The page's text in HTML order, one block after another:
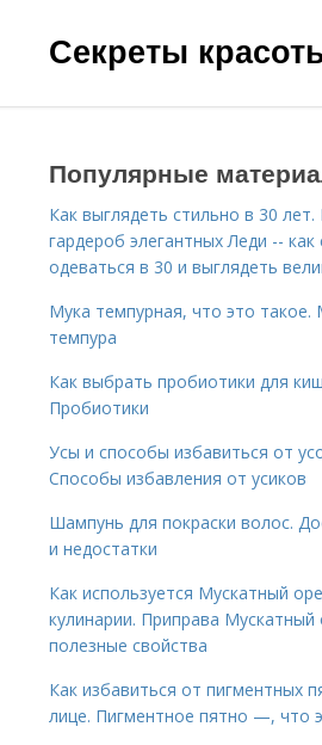
Секреты
Популярные
Как выглядеть стильно в 30
гардероб элегантных Леди -- как
одеваться в 30 и выглядеть
Мука темпурная, что это такое.
темпура
Как выбрать пробиотики для
Пробиотики
Усы и способы избавиться от
Способы избавления от усиков
Шампунь для покраски волос.
и недостатки
Как используется Мускатный
кулинарии. Приправа Мускатный
полезные свойства
Как избавиться от пигментных
лице. Пигментное пятно —, что